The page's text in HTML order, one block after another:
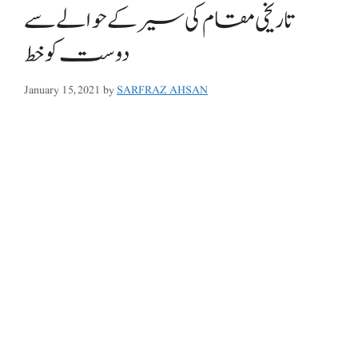
تاریخی مقام کی سیر کے حوالے سے
دوست کو خط
January 15, 2021 bySARFRAZ AHSAN